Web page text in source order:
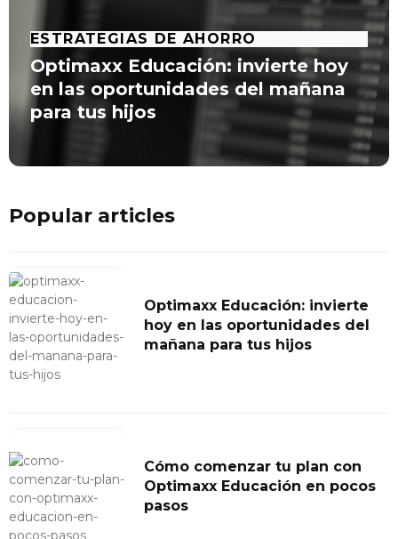
ESTRATEGIAS DE AHORRO
Optimaxx Educación: invierte hoy
en las oportunidades del mañana
para tus hijos
Popular articles
Optimaxx Educación: invierte
hoy en las oportunidades del
mañana para tus hijos
Cómo comenzar tu plan con
Optimaxx Educación en pocos
pasos